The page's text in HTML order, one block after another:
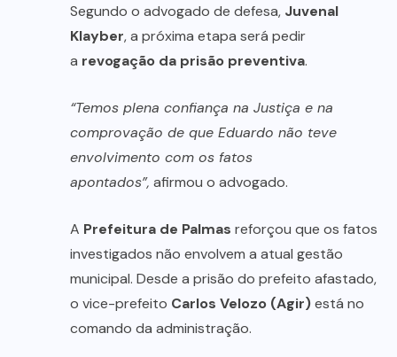
Segundo o advogado de defesa, Juvenal
Klayber, a próxima etapa será pedir
a revogação da prisão preventiva.
“Temos plena confiança na Justiça e na
comprovação de que Eduardo não teve
envolvimento com os fatos
apontados”, afirmou o advogado.
A Prefeitura de Palmas reforçou que os fatos
investigados não envolvem a atual gestão
municipal. Desde a prisão do prefeito afastado,
o vice-prefeito Carlos Velozo (Agir)está no
comando da administração.